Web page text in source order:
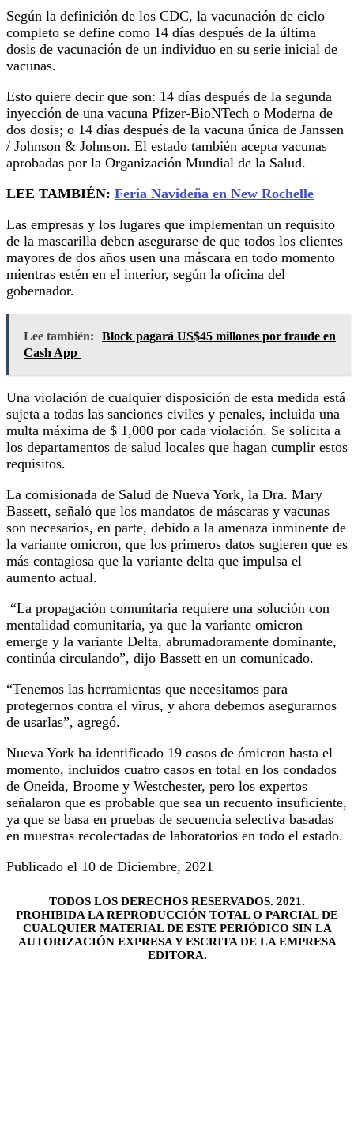
Según la definición de los CDC, la vacunación de ciclo
completo se define como 14 días después de la última
dosis de vacunación de un individuo en su serie inicial de
vacunas.
Esto quiere decir que son: 14 días después de la segunda
inyección de una vacuna Pfizer-BioNTech o Moderna de
dos dosis; o 14 días después de la vacuna única de Janssen
/ Johnson & Johnson. El estado también acepta vacunas
aprobadas por la Organización Mundial de la Salud.
LEE TAMBIÉN: Feria Navideña en New Rochelle
Las empresas y los lugares que implementan un requisito
de la mascarilla deben asegurarse de que todos los clientes
mayores de dos años usen una máscara en todo momento
mientras estén en el interior, según la oficina del
gobernador.
Lee también:
Block pagará US$45 millones por fraude en
Cash App
Una violación de cualquier disposición de esta medida está
sujeta a todas las sanciones civiles y penales, incluida una
multa máxima de $ 1,000 por cada violación. Se solicita a
los departamentos de salud locales que hagan cumplir estos
requisitos.
La comisionada de Salud de Nueva York, la Dra. Mary
Bassett, señaló que los mandatos de máscaras y vacunas
son necesarios, en parte, debido a la amenaza inminente de
la variante omicron, que los primeros datos sugieren que es
más contagiosa que la variante delta que impulsa el
aumento actual.
“La propagación comunitaria requiere una solución con
mentalidad comunitaria, ya que la variante omicron
emerge y la variante Delta, abrumadoramente dominante,
continúa circulando”, dijo Bassett en un comunicado.
“Tenemos las herramientas que necesitamos para
protegernos contra el virus, y ahora debemos asegurarnos
de usarlas”, agregó.
Nueva York ha identificado 19 casos de ómicron hasta el
momento, incluidos cuatro casos en total en los condados
de Oneida, Broome y Westchester, pero los expertos
señalaron que es probable que sea un recuento insuficiente,
ya que se basa en pruebas de secuencia selectiva basadas
en muestras recolectadas de laboratorios en todo el estado.
Publicado el 10 de Diciembre, 2021
TODOS LOS DERECHOS RESERVADOS. 2021.
PROHIBIDA LA REPRODUCCIÓN TOTAL O PARCIAL DE
CUALQUIER MATERIAL DE ESTE PERIÓDICO SIN LA
AUTORIZACIÓN EXPRESA Y ESCRITA DE LA EMPRESA
EDITORA.